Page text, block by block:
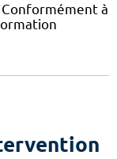
Conformément à